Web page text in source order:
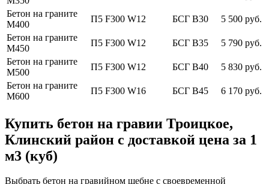
Бетон на граните
М400
П5 F300 W12 БСГ В30
5 500 руб.
Бетон на граните
М450
П5 F300 W12 БСГ В35
5 790 руб.
Бетон на граните
М500
П5 F300 W12 БСГ В40
5 830 руб.
Бетон на граните
М600
П5 F300 W16 БСГ В45 6 170 руб.
Купить бетон на гравии Троицкое,
Клинский район с доставкой цена за 1
м3 (куб)
Выбрать бетон на гравийном щебне с своевременной